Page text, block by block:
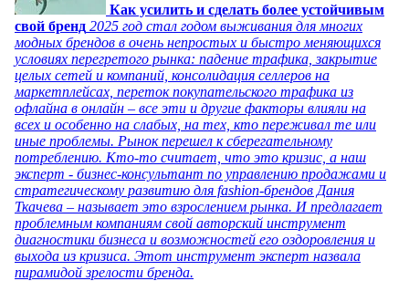
Как усилить и сделать более устойчивым
свой бренд 2025 год стал годом выживания для многих
модных брендов в очень непростых и быстро меняющихся
условиях перегретого рынка: падение трафика, закрытие
целых сетей и компаний, консолидация селлеров на
маркетплейсах, переток покупательского трафика из
офлайна в онлайн – все эти и другие факторы влияли на
всех и особенно на слабых, на тех, кто переживал те или
иные проблемы. Рынок перешел к сберегательному
потреблению. Кто-то считает, что это кризис, а наш
эксперт - бизнес-консультант по управлению продажами и
стратегическому развитию для fashion-брендов Дания
Ткачева – называет это взрослением рынка. И предлагает
проблемным компаниям свой авторский инструмент
диагностики бизнеса и возможностей его оздоровления и
выхода из кризиса. Этот инструмент эксперт назвала
пирамидой зрелости бренда.